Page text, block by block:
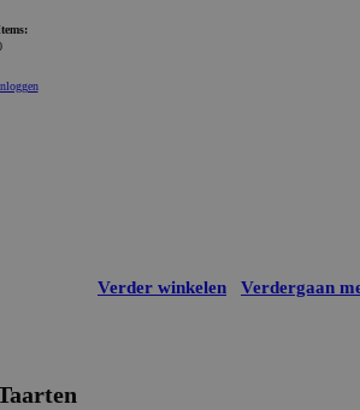
Verder winkelen Verdergaan